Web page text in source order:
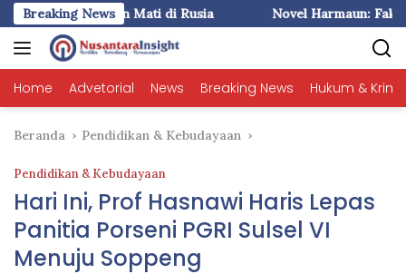
Langsung
ke
konten
Breaking News
: Liem Ingin Mati di Rusia Novel Harmaun: Fakta plus
Home Advetorial News Breaking News Hukum &
Beranda Pendidikan & Kebudayaan
Pendidikan & Kebudayaan
Hari Ini, Prof Hasnawi Haris Lepas
Panitia Porseni PGRI Sulsel VI
Menuju Soppeng